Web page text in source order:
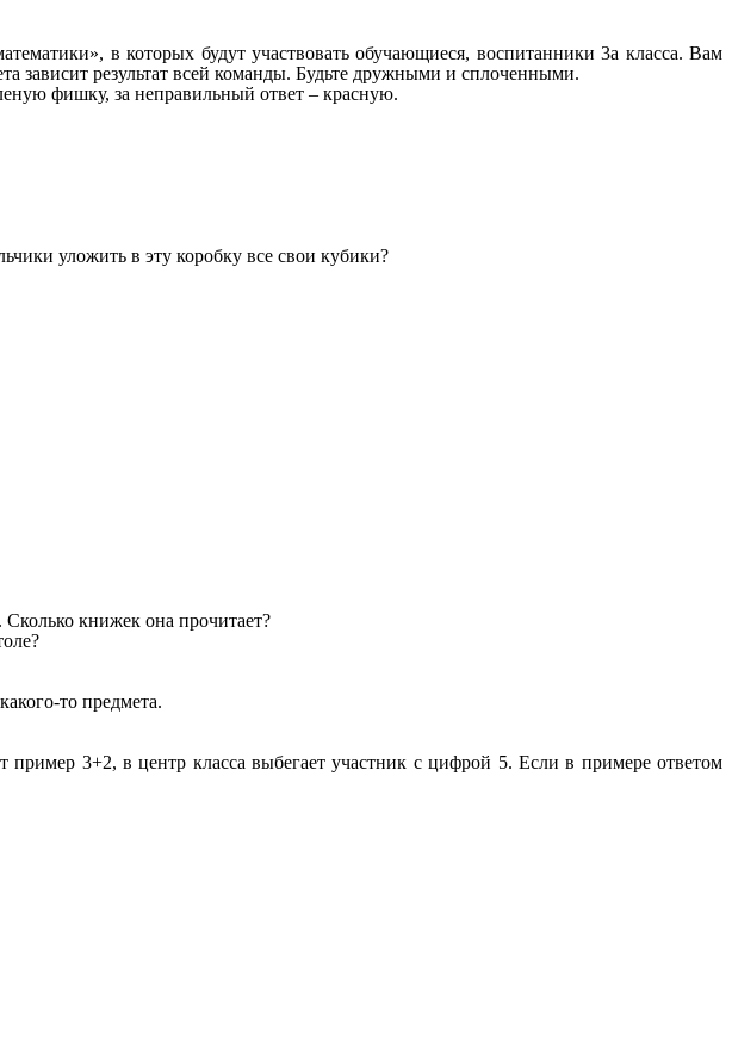
в которых будут участвовать обучающиеся, воспитанники 3а класса. Вам
зависит результат всей команды. Будьте дружными и сплоченными.
фишку, за неправильный ответ – красную.
уложить в эту коробку все свои кубики?
книжек она прочитает?
то предмета.
пример 3+2, в центр класса выбегает участник с цифрой 5. Если в примере ответом